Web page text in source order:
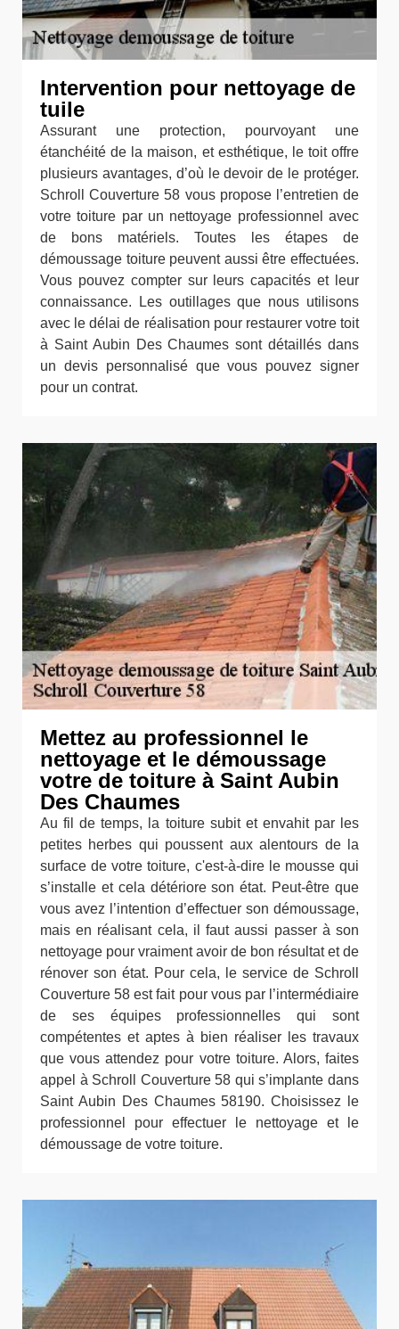
Intervention pour nettoyage de
tuile
Assurant une protection, pourvoyant une
étanchéité de la maison, et esthétique, le toit offre
plusieurs avantages, d’où le devoir de le protéger.
Schroll Couverture 58 vous propose l’entretien de
votre toiture par un nettoyage professionnel avec
de bons matériels. Toutes les étapes de
démoussage toiture peuvent aussi être effectuées.
Vous pouvez compter sur leurs capacités et leur
connaissance. Les outillages que nous utilisons
avec le délai de réalisation pour restaurer votre toit
à Saint Aubin Des Chaumes sont détaillés dans
un devis personnalisé que vous pouvez signer
pour un contrat.
Mettez au professionnel le
nettoyage et le démoussage
votre de toiture à Saint Aubin
Des Chaumes
Au fil de temps, la toiture subit et envahit par les
petites herbes qui poussent aux alentours de la
surface de votre toiture, c'est-à-dire le mousse qui
s’installe et cela détériore son état. Peut-être que
vous avez l’intention d’effectuer son démoussage,
mais en réalisant cela, il faut aussi passer à son
nettoyage pour vraiment avoir de bon résultat et de
rénover son état. Pour cela, le service de Schroll
Couverture 58 est fait pour vous par l’intermédiaire
de ses équipes professionnelles qui sont
compétentes et aptes à bien réaliser les travaux
que vous attendez pour votre toiture. Alors, faites
appel à Schroll Couverture 58 qui s’implante dans
Saint Aubin Des Chaumes 58190. Choisissez le
professionnel pour effectuer le nettoyage et le
démoussage de votre toiture.